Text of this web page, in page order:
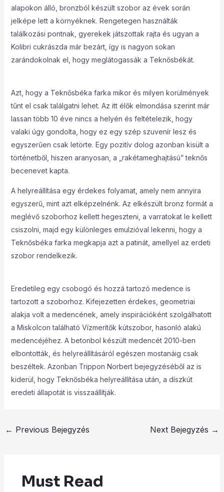
alapokon álló, bronzból készült szobor az évek során
jelképe lett a környéknek. Rengetegen használták
találkozási pontnak, gyerekek játszottak rajta és ugyan a
Kolibri cukrászda már bezárt, így is nagyon sokan
zarándokolnak el, hogy meglátogassák a Teknősbékát.
Azt, hogy a Teknősbéka farka mikor és milyen korülmények
tűnt el csak találgatni lehet. Az itt élők elmondása szerint már
lassan több 10 éve nincs a helyén és feltételezik, hogy
valaki úgy gondolta, hogy ez egy szép szuvenír lesz és
egyszerűen csak letörte. Egy pozitív dolog azonban kisült a
történetből, hiszen aranyosan, a „rakétameghajtású” teknős
becenevet kapta.
A helyreállítása egy érdekes folyamat, amely nem annyira
egyszerű, mint azt elképzelnénk. Az elkészült bronz formát a
meglévő szoborhoz kellett hegeszteni, a varratokat le kellett
csiszolni, majd egy különleges emulzióval lekenni, hogy a
Teknősbéka farka megkapja azt a patinát, amellyel az erdeti
szobor rendelkezik.
Eredetileg egy csobogó és hozzá tartozó medence is
tartozott a szoborhoz. Kifejezetten érdekes, geometriai
alakja volt a medencének, amely inspirációként szolgálhatott
a Miskolcon található Vízmerítők kútszobor, hasonló alakú
medencéjéhez. A betonbol készült medencét 2010-ben
elbontották, és helyreállításáról egészen mostanáig csak
beszéltek. Azonban Trippon Norbert bejegyzéséből az is
kiderül, hogy Teknősbéka helyreállítása után, a díszkút
eredeti állapotát is visszaállítják.
← Previous Bejegyzés Next Bejegyzés →
Must Read